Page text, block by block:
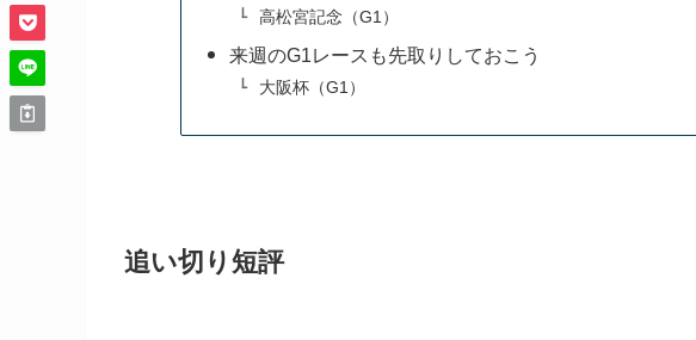
高松宮記念（G1）
来週のG1レースも先取りしておこう
大阪杯（G1）
追い切り短評